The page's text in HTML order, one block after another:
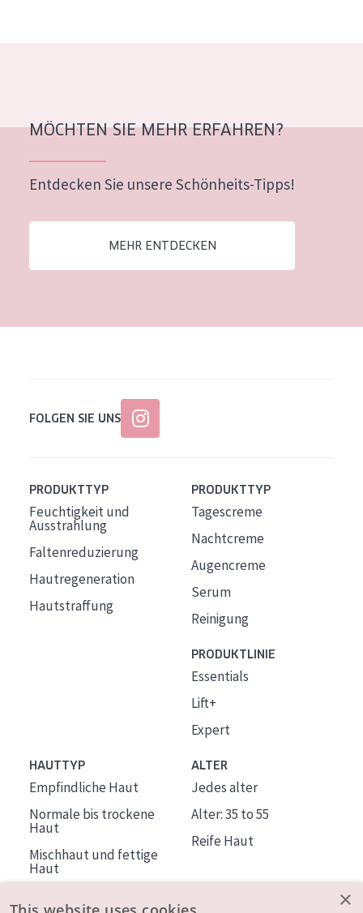
Jedes alter
MÖCHTEN SIE MEHR ERFAHREN?
Entdecken Sie unsere Schönheits-Tipps!
MEHR ENTDECKEN
FOLGEN SIE UNS
PRODUKTTYP
Feuchtigkeit und
Ausstrahlung
Faltenreduzierung
Hautregeneration
Hautstraffung
PRODUKTTYP
Tagescreme
Nachtcreme
Augencreme
Serum
Reinigung
PRODUKTLINIE
Essentials
Lift+
Expert
HAUTTYP
Empfindliche Haut
Normale bis trockene
Haut
Mischhaut und fettige
Haut
ALTER
Jedes alter
Alter: 35 to 55
Reife Haut
×